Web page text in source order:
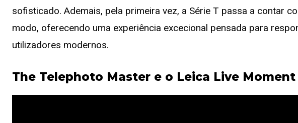
sofisticado. Ademais, pela primeira vez, a Série T passa a contar
modo, oferecendo uma experiência excecional pensada para
utilizadores modernos.
The Telephoto Master e o Leica Live Moment